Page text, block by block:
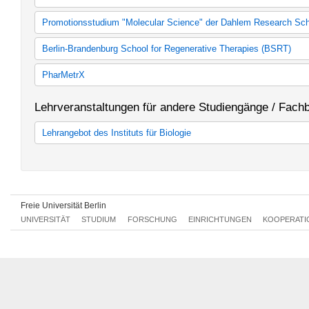
Fakultative Lehrveranstaltungen
Plant Sciences
Promotionsstudium "Molecular Science" der Dahlem Research
Molecular Science
Berlin-Brandenburg School for Regenerative Therapies (BSRT)
Lehrangebot der Berlin-Brandenburg School for Regenerative
PharMetrX
Lehrveranstaltungen für andere Studiengänge /
Lehrangebot des Instituts für Biologie
Freie Universität Berlin
UNIVERSITÄT STUDIUM FORSCHUNG EINRICHTUNGEN